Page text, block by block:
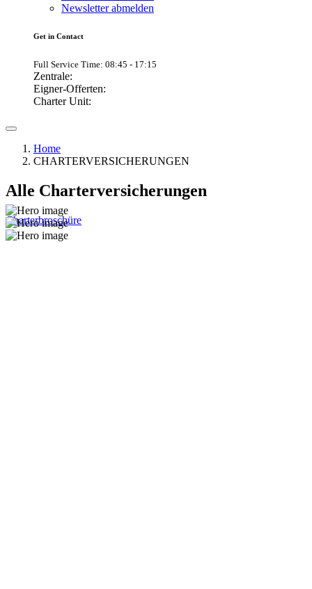
Newsletter abmelden
Get in Contact
Full Service Time: 08:45 - 17:15
Zentrale:
Eigner-Offerten:
Charter Unit:
Home
CHARTERVERSICHERUNGEN
Alle Charterversicherungen
Charterbroschüre